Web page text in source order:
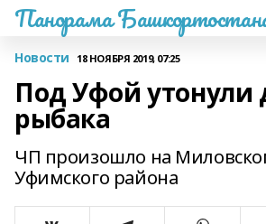
Панорама
Новости 18 НОЯБРЯ 2019, 07:25
Под Уфой утонули
рыбака
ЧП произошло на
Уфимского района